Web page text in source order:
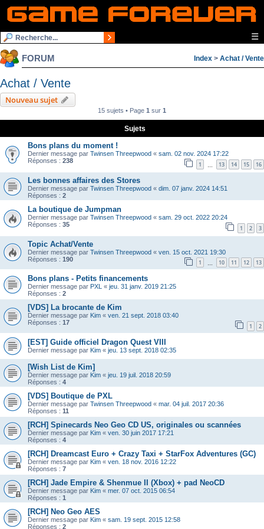
☰
FORUM Index > Achat / Vente
Achat / Vente
Nouveau sujet
15 sujets • Page 1 sur 1
Sujets
Bons plans du moment !
Dernier message par Twinsen Threepwood « sam. 02 nov. 2024 17:22
Réponses : 238 1 13 14 15 16
Les bonnes affaires des Stores
Dernier message par Twinsen Threepwood « dim. 07 janv. 2024 14:51
Réponses : 2
La boutique de Jumpman
Dernier message par Twinsen Threepwood « sam. 29 oct. 2022 20:24
Réponses : 35 1 2 3
Topic Achat/Vente
Dernier message par Twinsen Threepwood « ven. 15 oct. 2021 19:30
Réponses : 190 1 10 11 12 13
Bons plans - Petits financements
Dernier message par PXL « jeu. 31 janv. 2019 21:25
Réponses : 2
[VDS] La brocante de Kim
Dernier message par Kim « ven. 21 sept. 2018 03:40
Réponses : 17 1 2
[EST] Guide officiel Dragon Quest VIII
Dernier message par Kim « jeu. 13 sept. 2018 02:35
[Wish List de Kim]
Dernier message par Kim « jeu. 19 juil. 2018 20:59
Réponses : 4
[VDS] Boutique de PXL
Dernier message par Twinsen Threepwood « mar. 04 juil. 2017 20:36
Réponses : 11
[RCH] Spinecards Neo Geo CD US, originales ou scannées
Dernier message par Kim « ven. 30 juin 2017 17:21
Réponses : 4
[RCH] Dreamcast Euro + Crazy Taxi + StarFox Adventures (GC)
Dernier message par Kim « ven. 18 nov. 2016 12:22
Réponses : 7
[RCH] Jade Empire & Shenmue II (Xbox) + pad NeoCD
Dernier message par Kim « mer. 07 oct. 2015 06:54
Réponses : 1
[RCH] Neo Geo AES
Dernier message par Kim « sam. 19 sept. 2015 12:58
Réponses : 2